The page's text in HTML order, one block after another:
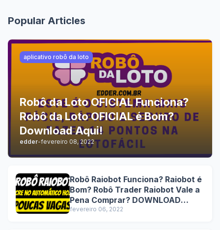
Popular Articles
aplicativo robô da loto
Robô da Loto OFICIAL Funciona?
Robô da Loto OFICIAL é Bom?
Download Aqui!
edder-fevereiro 08, 2022
Robô Raiobot Funciona? Raiobot é
Bom? Robô Trader Raiobot Vale a
Pena Comprar? DOWNLOAD
Lucre no automático hoje!
fevereiro 06, 2022